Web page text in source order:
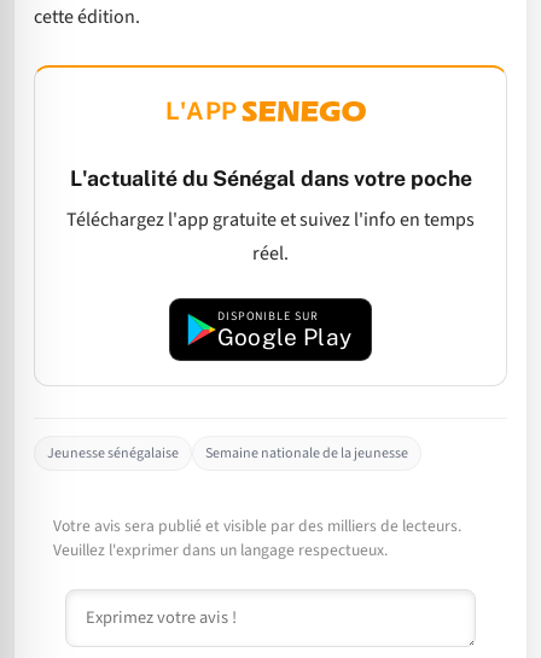
cette édition.
L'APP
L'actualité du Sénégal dans votre poche
Téléchargez l'app gratuite et suivez l'info en temps
réel.
DISPONIBLE SUR
Google Play
Jeunesse sénégalaise Semaine nationale de la jeunesse
Votre avis sera publié et visible par des milliers de lecteurs.
Veuillez l'exprimer dans un langage respectueux.
Commentaire